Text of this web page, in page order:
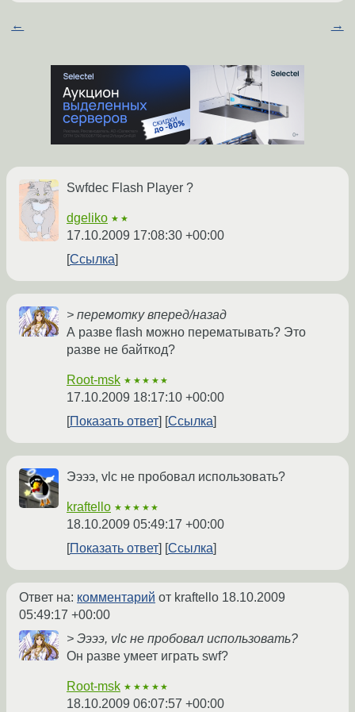
← →
Swfdec Flash Player ?
dgeliko ★★
17.10.2009 17:08:30 +00:00
Ссылка
> перемотку вперед/назад
А разве flash можно перематывать? Это
разве не байткод?
Root-msk ★★★★★
17.10.2009 18:17:10 +00:00
Показать ответ
Ссылка
Ээээ, vlc не пробовал использовать?
kraftello ★★★★★
18.10.2009 05:49:17 +00:00
Показать ответ
Ссылка
Ответ на: комментарий от kraftello 18.10.2009
05:49:17 +00:00
> Ээээ, vlc не пробовал использовать?
Он разве умеет играть swf?
Root-msk ★★★★★
18.10.2009 06:07:57 +00:00